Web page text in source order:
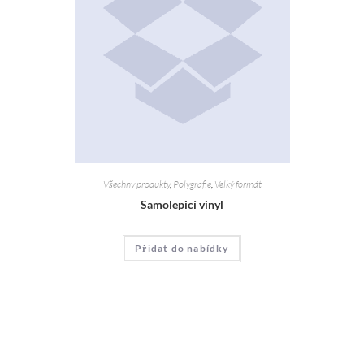
Všechny produkty, Polygrafie, Velký formát
Samolepicí vinyl
Přidat do nabídky